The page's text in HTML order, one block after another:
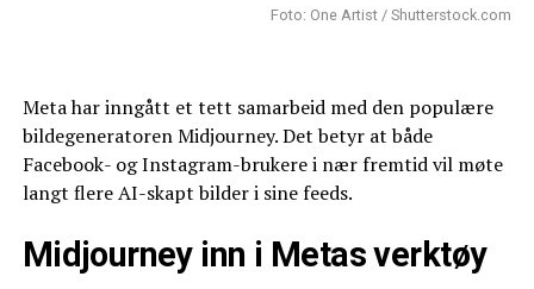
Foto: One Artist / Shutterstock.com
Meta har inngått et tett samarbeid med den populære
bildegeneratoren Midjourney. Det betyr at både
Facebook- og Instagram-brukere i nær fremtid vil møte
langt flere AI-skapt bilder i sine feeds.
Midjourney inn i Metas verktøy